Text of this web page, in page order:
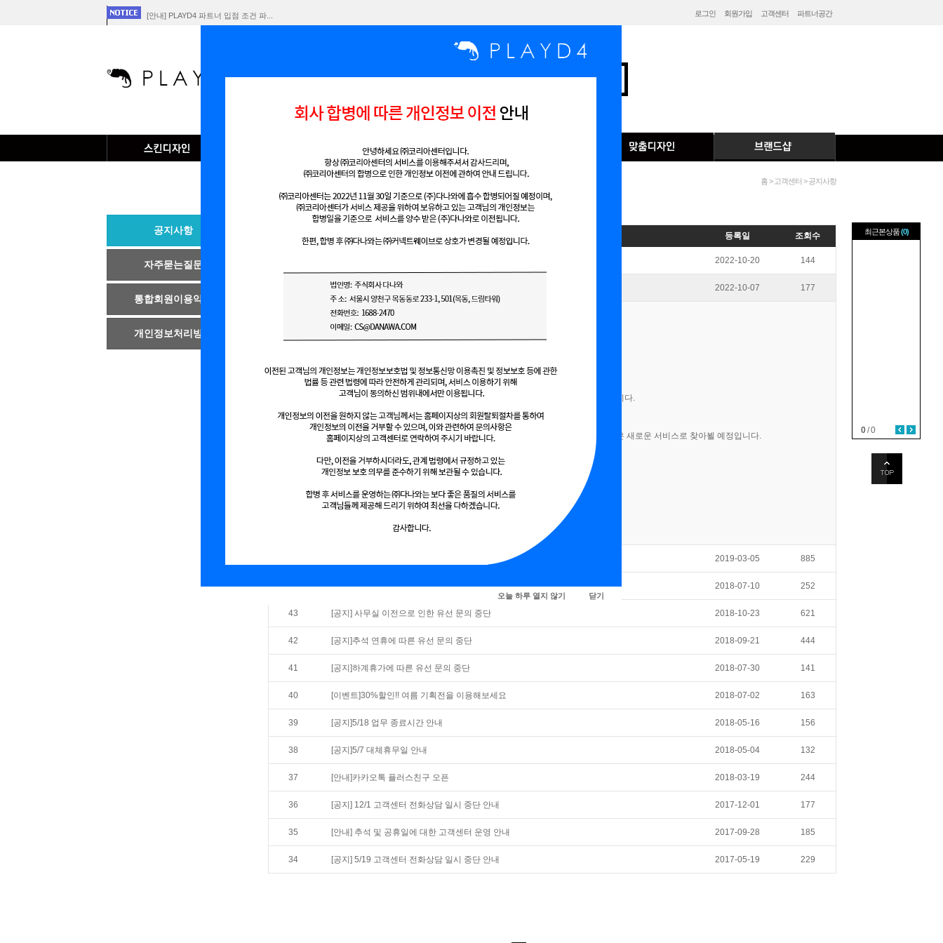
[안내] PLAYD4 파트너 입점 조건 파... 로그인 회원가입 고객센터 파트너공간
오늘 하루 열지 않기 닫기
인기검색어 맞춤형디자인무료 , 여름 기획전 , 부분디자인
홈 > 고객센터 > 공지사항
공지사항
공지사항
자주묻는질문
통합회원이용약관
개인정보처리방침
내용 등록일 조회수
2022-10-20 144
플레이D4 서비스 중단 공지 2022-10-07 177
안녕하세요.
- 중단 일정 : 2022년 10월 28일 ~
- 기결제 된 작업에 대해서는 구매하신 브랜드 업체와 그대로 진행해주시면 됩니다.
- 판매건에 대해서는 작업 완료 시 별도 정산 될 예정입니다.
메이크샵 디자인센터에 대한 개편을 진행하고 있으며, 플레이D4가 아닌 더 나은 새로운 서비스로 찾아뵐 예정입니다.
문의사항은 해당 이메일주소로 언제든 회신 부탁드립니다.
ji_su88@cocen.com
2019-03-05 885
[안내]상품 결제 시 브라우저 안내 2018-07-10 252
43 [공지] 사무실 이전으로 인한 유선 문의 중단 2018-10-23 621
42 [공지]추석 연휴에 따른 유선 문의 중단 2018-09-21 444
41 [공지]하계휴가에 따른 유선 문의 중단 2018-07-30 141
40 [이벤트]30%할인!! 여름 기획전을 이용해보세요 2018-07-02 163
39 [공지]5/18 업무 종료시간 안내 2018-05-16 156
38 [공지]5/7 대체휴무일 안내 2018-05-04 132
37 [안내]카카오톡 플러스친구 오픈 2018-03-19 244
36 [공지] 12/1 고객센터 전화상담 일시 중단 안내 2017-12-01 177
35 [안내] 추석 및 공휴일에 대한 고객센터 운영 안내 2017-09-28 185
34 [공지] 5/19 고객센터 전화상담 일시 중단 안내 2017-05-19 229
최근본상품(0)
0/0